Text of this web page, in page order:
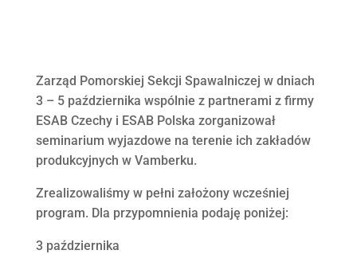
Zarząd Pomorskiej Sekcji Spawalniczej w dniach
3 – 5 października wspólnie z partnerami z firmy
ESAB Czechy i ESAB Polska zorganizował
seminarium wyjazdowe na terenie ich zakładów
produkcyjnych w Vamberku.
Zrealizowaliśmy w pełni założony wcześniej
program. Dla przypomnienia podaję poniżej:
3 października